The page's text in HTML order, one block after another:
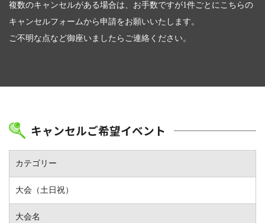
複数のキャンセルがある場合は、お手数ですが1件ごとにこちらの
キャンセルフォームから申請をお願いいたします。
ご不明な点など御座いましたらご連絡ください。
キャンセルご希望イベント
カテゴリー
大会（土日祝）
大会名